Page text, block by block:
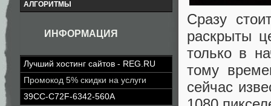
АЛГОРИТМЫ
ИНФОРМАЦИЯ
Лучший хостинг сайтов - REG.RU
Промокод 5% скидки на услуги
39CC-C72F-6342-560A
Сразу
раскрыты
только в
тому
сейчас